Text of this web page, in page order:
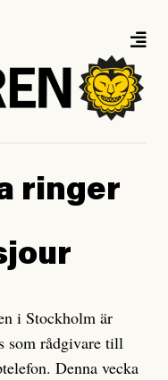
ringer
i Stockholm är
som rådgivare till
Denna vecka